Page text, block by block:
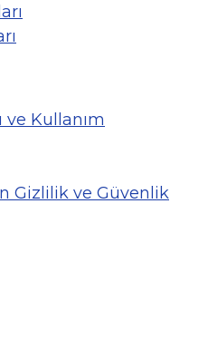
ve Kullanım
Gizlilik ve Güvenlik